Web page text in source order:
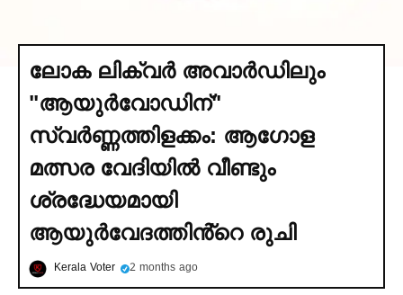
ലോക ലിക്വര്‍ അവാര്‍ഡിലും
"ആയുര്‍വോഡിന്"
സ്വര്‍ണ്ണത്തിളക്കം: ആഗോള
മത്സര വേദിയില്‍ വീണ്ടും
ശ്രദ്ധേയമായി
ആയുര്‍വേദത്തിൻ്റെ രുചി
Kerala Voter 2 months ago